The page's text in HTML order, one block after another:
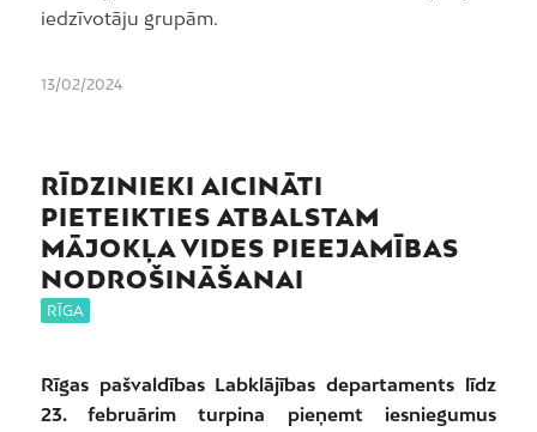
iedzīvotāju grupām.
13/02/2024
RĪDZINIEKI AICINĀTI
PIETEIKTIES ATBALSTAM
MĀJOKĻA VIDES PIEEJAMĪBAS
NODROŠINĀŠANAI
RĪGA
Rīgas pašvaldības Labklājības departaments līdz
23. februārim turpina pieņemt iesniegumus